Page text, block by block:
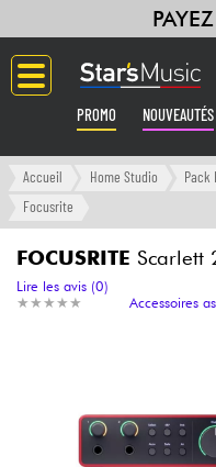
PROMO NOUVEAUTÉS
Langue
Amplis & Effets
Home Studio
Accueil Home Studio Pack
Focusrite
FOCUSRITE Scarlett
★ ★ ★ ★ ★
★ ★ ★ ★ ★
Lire les avis (0)
Accessoires